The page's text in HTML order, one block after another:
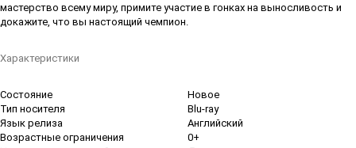
мастерство всему миру, примите участие в гонках на выносливость и
докажите, что вы настоящий чемпион.
Характеристики
Состояние
Новое
Тип носителя
Blu-ray
Язык релиза
Английский
Возрастные ограничения
0+